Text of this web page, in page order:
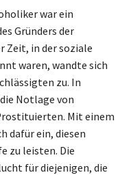
war ein
Gründers der
Zeit, in der soziale
waren, wandte sich
zu. In
Notlage von
Mit einem
dafür ein, diesen
zu leisten. Die
für diejenigen, die